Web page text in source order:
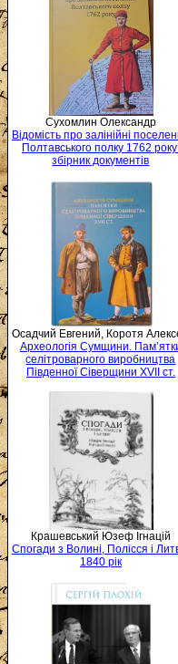
Сухомлин Олександр
Відомість про залінійні
Полтавського полку 1762
збірник документів
Осадчий Евгений, Коротя
Археологія Сумщини.
селітроварного виробництва
Південної Сіверщини XVII ст.
Крашевський Юзеф Ігнацій
Спогади з Волині, Полісся і
1840 рік